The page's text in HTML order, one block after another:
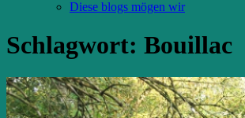
anzeigen
Diese blogs mögen wir
Schlagwort: Bouillac